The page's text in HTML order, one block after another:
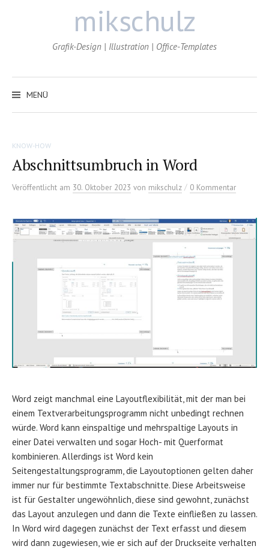
mikschulz
Grafik-Design | Illustration | Office-Templates
MENÜ
KNOW-HOW
Abschnittsumbruch in Word
Veröffentlicht am 30. Oktober 2023 von mikschulz / 0 Kommentar
Word zeigt manchmal eine Layoutflexibilität, mit der man bei
einem Textverarbeitungsprogramm nicht unbedingt rechnen
würde. Word kann einspaltige und mehrspaltige Layouts in
einer Datei verwalten und sogar Hoch- mit Querformat
kombinieren. Allerdings ist Word kein
Seitengestaltungsprogramm, die Layoutoptionen gelten daher
immer nur für bestimmte Textabschnitte. Diese Arbeitsweise
ist für Gestalter ungewöhnlich, diese sind gewohnt, zunächst
das Layout anzulegen und dann die Texte einfließen zu lassen.
In Word wird dagegen zunächst der Text erfasst und diesem
wird dann zugewiesen, wie er sich auf der Druckseite verhalten